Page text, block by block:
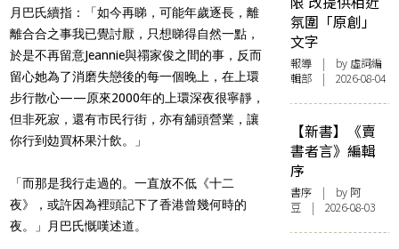
月巴氏續指：「如今再睇，可能年歲逐長，離
離合合之事我已覺討厭，只想睇得自然一點，
於是不再留意Jeannie與禤家俊之間的事，反而
留心她為了消磨失戀後的每一個晚上，在上環
步行散心——原來2000年的上環深夜很寧靜，
但非死寂，還有市民行街，亦有舖頭營業，讓
你行到攰買杯果汁飲。」
「而那是我行走過的。一直放不低《十二
夜》，或許因為裡頭記下了香港曾幾何時的
夜。」月巴氏慨嘆述道。
氛圍「原創」
文字
報導 | by 虛詞編
輯部 | 2026-08-04
【新書】《賣
書者言》編輯
序
書序 | by 阿
豆 | 2026-08-03